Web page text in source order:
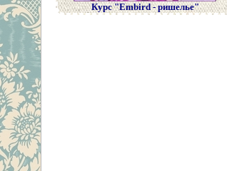
Курс "Embird - ришелье"